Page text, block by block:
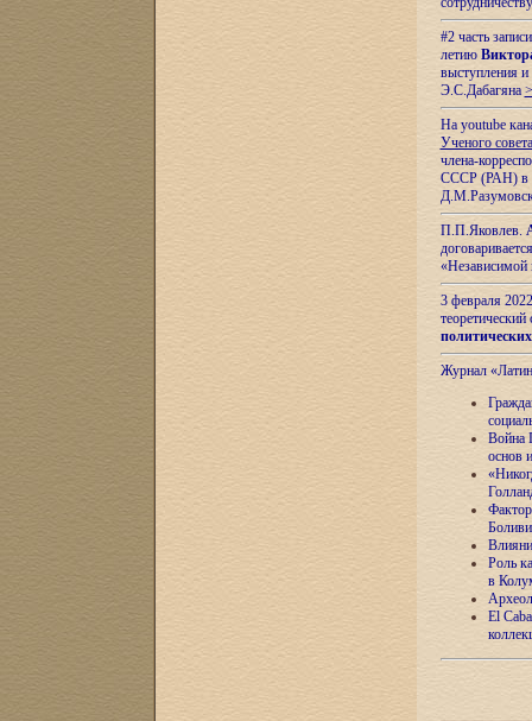
#2 часть
летию
выступления
Э.С.Дабагяна
На youtube
Ученого
члена-
СССР (РАН) в
П.П.Яковлев.
«Независимой
3 февраля
теоретический
Журнал
Война
основ
Роль
в
El